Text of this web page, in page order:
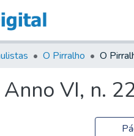
O Pirralho
VI, n.